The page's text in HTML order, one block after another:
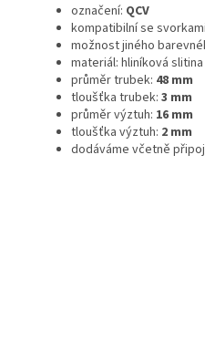
označení: QCV
kompatibilní se
možnost jiného
materiál: hliníková slitina
průměr trubek: 48 mm
tloušťka trubek: 3 mm
průměr výztuh: 16 mm
tloušťka výztuh: 2 mm
dodáváme včetně